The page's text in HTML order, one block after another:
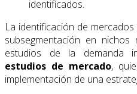
identificados.
La identificación de
subsegmentación en
estudios de la demanda
estudios de mercado,
implementación de una